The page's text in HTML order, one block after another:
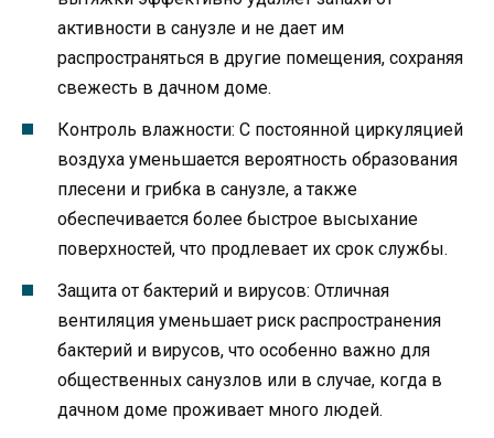
активности в санузле и не дает им
распространяться в другие помещения, сохраняя
свежесть в дачном доме.
Контроль влажности: С постоянной циркуляцией
воздуха уменьшается вероятность образования
плесени и грибка в санузле, а также
обеспечивается более быстрое высыхание
поверхностей, что продлевает их срок службы.
Защита от бактерий и вирусов: Отличная
вентиляция уменьшает риск распространения
бактерий и вирусов, что особенно важно для
общественных санузлов или в случае, когда в
дачном доме проживает много людей.